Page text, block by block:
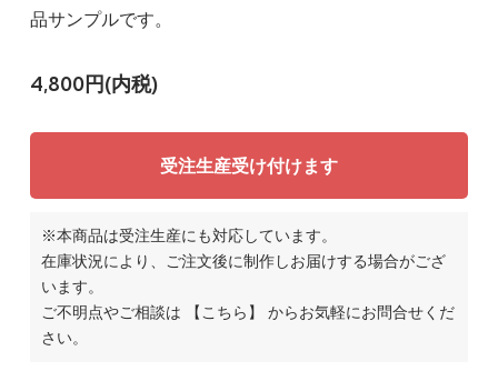
品サンプルです。
4,800円(内税)
受注生産受け付けます
※本商品は受注生産にも対応しています。
在庫状況により、ご注文後に制作しお届けする場合がござ
います。
ご不明点やご相談は
【こちら】
からお気軽にお問合せくだ
さい。